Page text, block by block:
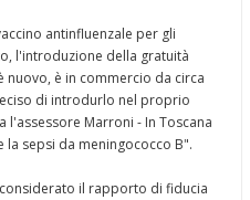
antinfluenzale per gli
l'introduzione della gratuità
nuovo, è in commercio da circa
di introdurlo nel proprio
Marroni - In Toscana
sepsi da meningococco B".
il rapporto di fiducia